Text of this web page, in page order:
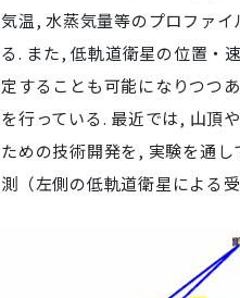
気温, 水蒸気量等のプロファ
る. また, 低軌道衛星の位置・
定することも可能になりつつ
を行っている. 最近では, 山頂
ための技術開発を, 実験を通
測（左側の低軌道衛星による